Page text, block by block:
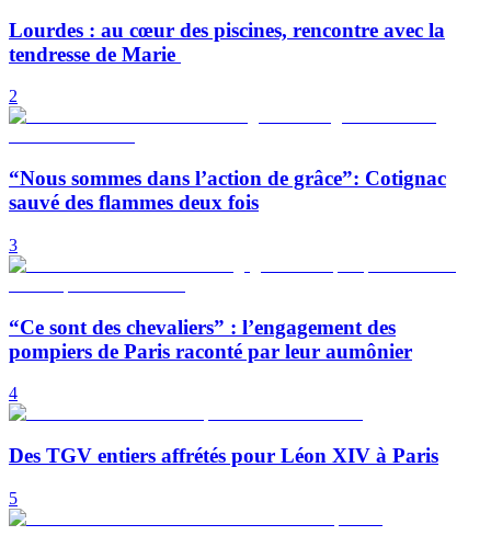
Lourdes : au cœur des piscines, rencontre avec la
tendresse de Marie
2
“Nous sommes dans l’action de grâce”: Cotignac
sauvé des flammes deux fois
3
“Ce sont des chevaliers” : l’engagement des
pompiers de Paris raconté par leur aumônier
4
Des TGV entiers affrétés pour Léon XIV à Paris
5